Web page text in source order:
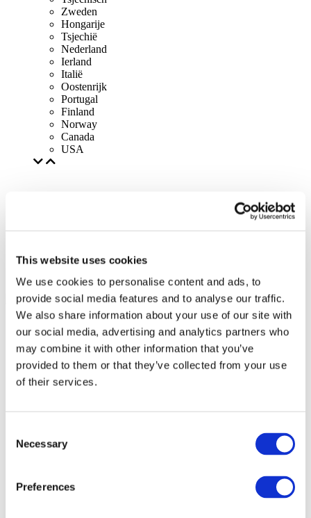
This website uses cookies
We use cookies to personalise content and ads, to
provide social media features and to analyse our traffic.
We also share information about your use of our site with
our social media, advertising and analytics partners who
may combine it with other information that you’ve
provided to them or that they’ve collected from your use
of their services.
Selection
Necessary
Preferences
Zweden
Hongarije
Tsjechië
Nederland
Ierland
Italië
Oostenrijk
Portugal
Finland
Norway
Canada
USA